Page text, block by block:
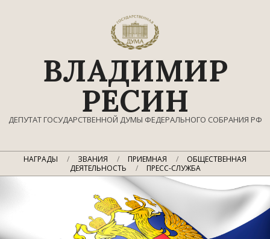
ВЛАДИМИР
РЕСИН
ДЕПУТАТ ГОСУДАРСТВЕННОЙ ДУМЫ ФЕДЕРАЛЬНОГО СОБРАНИЯ РФ
Главное
НАГРАДЫ ЗВАНИЯ ПРИЕМНАЯ
ОБЩЕСТВЕННАЯ
ДЕЯТЕЛЬНОСТЬ
ПРЕСС-СЛУЖБА